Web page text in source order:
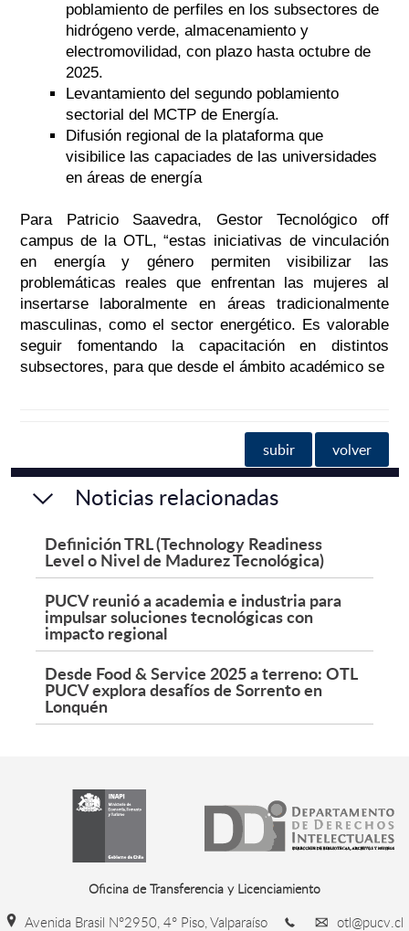
poblamiento de perfiles en los subsectores de
hidrógeno verde, almacenamiento y
electromovilidad, con plazo hasta octubre de
2025.
Levantamiento del segundo poblamiento
sectorial del MCTP de Energía.
Difusión regional de la plataforma que
visibilice las capaciades de las universidades
en áreas de energía
Para Patricio Saavedra, Gestor Tecnológico off
campus de la OTL, “estas iniciativas de vinculación
en energía y género permiten visibilizar las
problemáticas reales que enfrentan las mujeres al
insertarse laboralmente en áreas tradicionalmente
masculinas, como el sector energético. Es valorable
seguir fomentando la capacitación en distintos
subsectores, para que desde el ámbito académico se
subir volver
Noticias relacionadas
Definición TRL (Technology Readiness
Level o Nivel de Madurez Tecnológica)
PUCV reunió a academia e industria para
impulsar soluciones tecnológicas con
impacto regional
Desde Food & Service 2025 a terreno: OTL
PUCV explora desafíos de Sorrento en
Lonquén
Oficina de Transferencia y Licenciamiento
Avenida Brasil N°2950, 4° Piso, Valparaíso otl@pucv.cl